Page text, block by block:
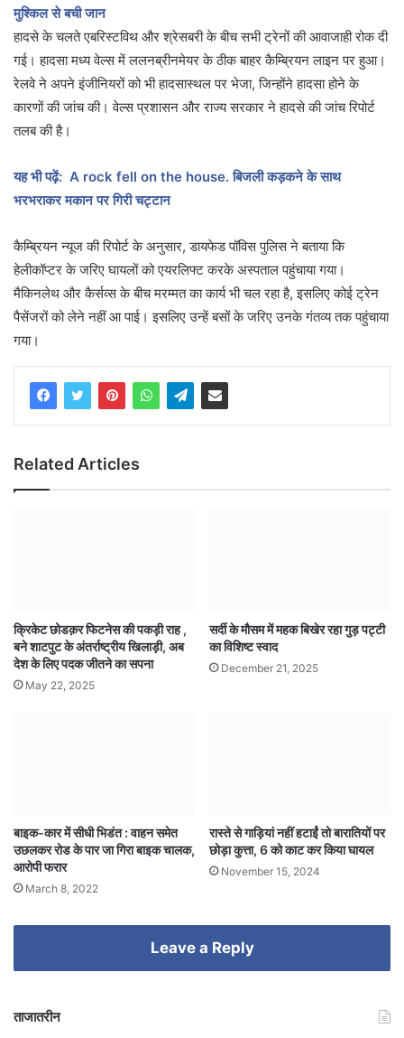
मुश्किल से बची जान
हादसे के चलते एबरिस्टविथ और श्रेसबरी के बीच सभी ट्रेनों की आवाजाही रोक दी
गई। हादसा मध्य वेल्स में ललनब्रीनमेयर के ठीक बाहर कैम्ब्रियन लाइन पर हुआ।
रेलवे ने अपने इंजीनियरों को भी हादसास्थल पर भेजा, जिन्होंने हादसा होने के
कारणों की जांच की। वेल्स प्रशासन और राज्य सरकार ने हादसे की जांच रिपोर्ट
तलब की है।
यह भी पढ़ें: A rock fell on the house. बिजली कड़कने के साथ
भरभराकर मकान पर गिरी चट्टान
कैम्ब्रियन न्यूज की रिपोर्ट के अनुसार, डायफेड पॉविस पुलिस ने बताया कि
हेलीकॉप्टर के जरिए घायलों को एयरलिफ्ट करके अस्पताल पहुंचाया गया।
मैकिनलेथ और कैर्सव्स के बीच मरम्मत का कार्य भी चल रहा है, इसलिए कोई ट्रेन
पैसेंजरों को लेने नहीं आ पाई। इसलिए उन्हें बसों के जरिए उनके गंतव्य तक पहुंचाया
गया।
Related Articles
क्रिकेट छोडक़र फिटनेस की पकड़ी राह ,
बने शाटपुट के अंतर्राष्ट्रीय खिलाड़ी, अब
देश के लिए पदक जीतने का सपना
May 22, 2025
सर्दी के मौसम में महक बिखेर रहा गुड़ पट्टी
का विशिष्ट स्वाद
December 21, 2025
बाइक-कार में सीधी भिडंत : वाहन समेत
उछलकर रोड के पार जा गिरा बाइक चालक,
आरोपी फरार
March 8, 2022
रास्ते से गाड़ियां नहीं हटाईं तो बारातियों पर
छोड़ा कुत्ता, 6 को काट कर किया घायल
November 15, 2024
Leave a Reply
ताजातरीन